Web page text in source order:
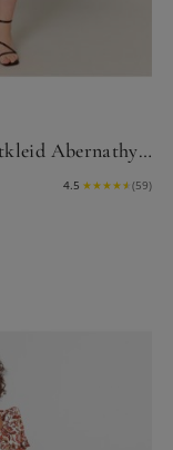
Base Level Curvy Shirtkleid Abernathy Sommerkleid In leicht ausgestellter Form
4.5 ★★★★★ (59)